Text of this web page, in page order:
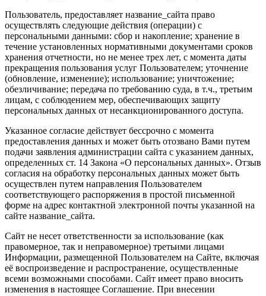
Пользователь, предоставляет название_сайта право
осуществлять следующие действия (операции) с
персональными данными: сбор и накопление; хранение в
течение установленных нормативными документами сроков
хранения отчетности, но не менее трех лет, с момента даты
прекращения пользования услуг Пользователем; уточнение
(обновление, изменение); использование; уничтожение;
обезличивание; передача по требованию суда, в т.ч., третьим
лицам, с соблюдением мер, обеспечивающих защиту
персональных данных от несанкционированного доступа.
Указанное согласие действует бессрочно с момента
предоставления данных и может быть отозвано Вами путем
подачи заявления администрации сайта с указанием данных,
определенных ст. 14 Закона «О персональных данных». Отзыв
согласия на обработку персональных данных может быть
осуществлен путем направления Пользователем
соответствующего распоряжения в простой письменной
форме на адрес контактной электронной почты указанной на
сайте название_сайта.
Сайт не несет ответственности за использование (как
правомерное, так и неправомерное) третьими лицами
Информации, размещенной Пользователем на Сайте, включая
её воспроизведение и распространение, осуществленные
всеми возможными способами. Сайт имеет право вносить
изменения в настоящее Соглашение. При внесении